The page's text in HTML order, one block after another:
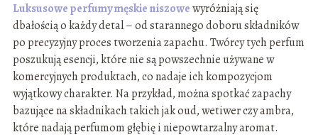
Luksusowe perfumy męskie niszowewyróżniają się
dbałością o każdy detal – od starannego doboru składników
po precyzyjny proces tworzenia zapachu. Twórcy tych perfum
poszukują esencji, które nie są powszechnie używane w
komercyjnych produktach, co nadaje ich kompozycjom
wyjątkowy charakter. Na przykład, można spotkać zapachy
bazujące na składnikach takich jak oud, wetiwer czy ambra,
które nadają perfumom głębię i niepowtarzalny aromat.